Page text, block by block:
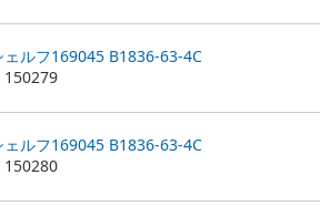
ルフ169045 B1836-63-4C
150279
ルフ169045 B1836-63-4C
150280